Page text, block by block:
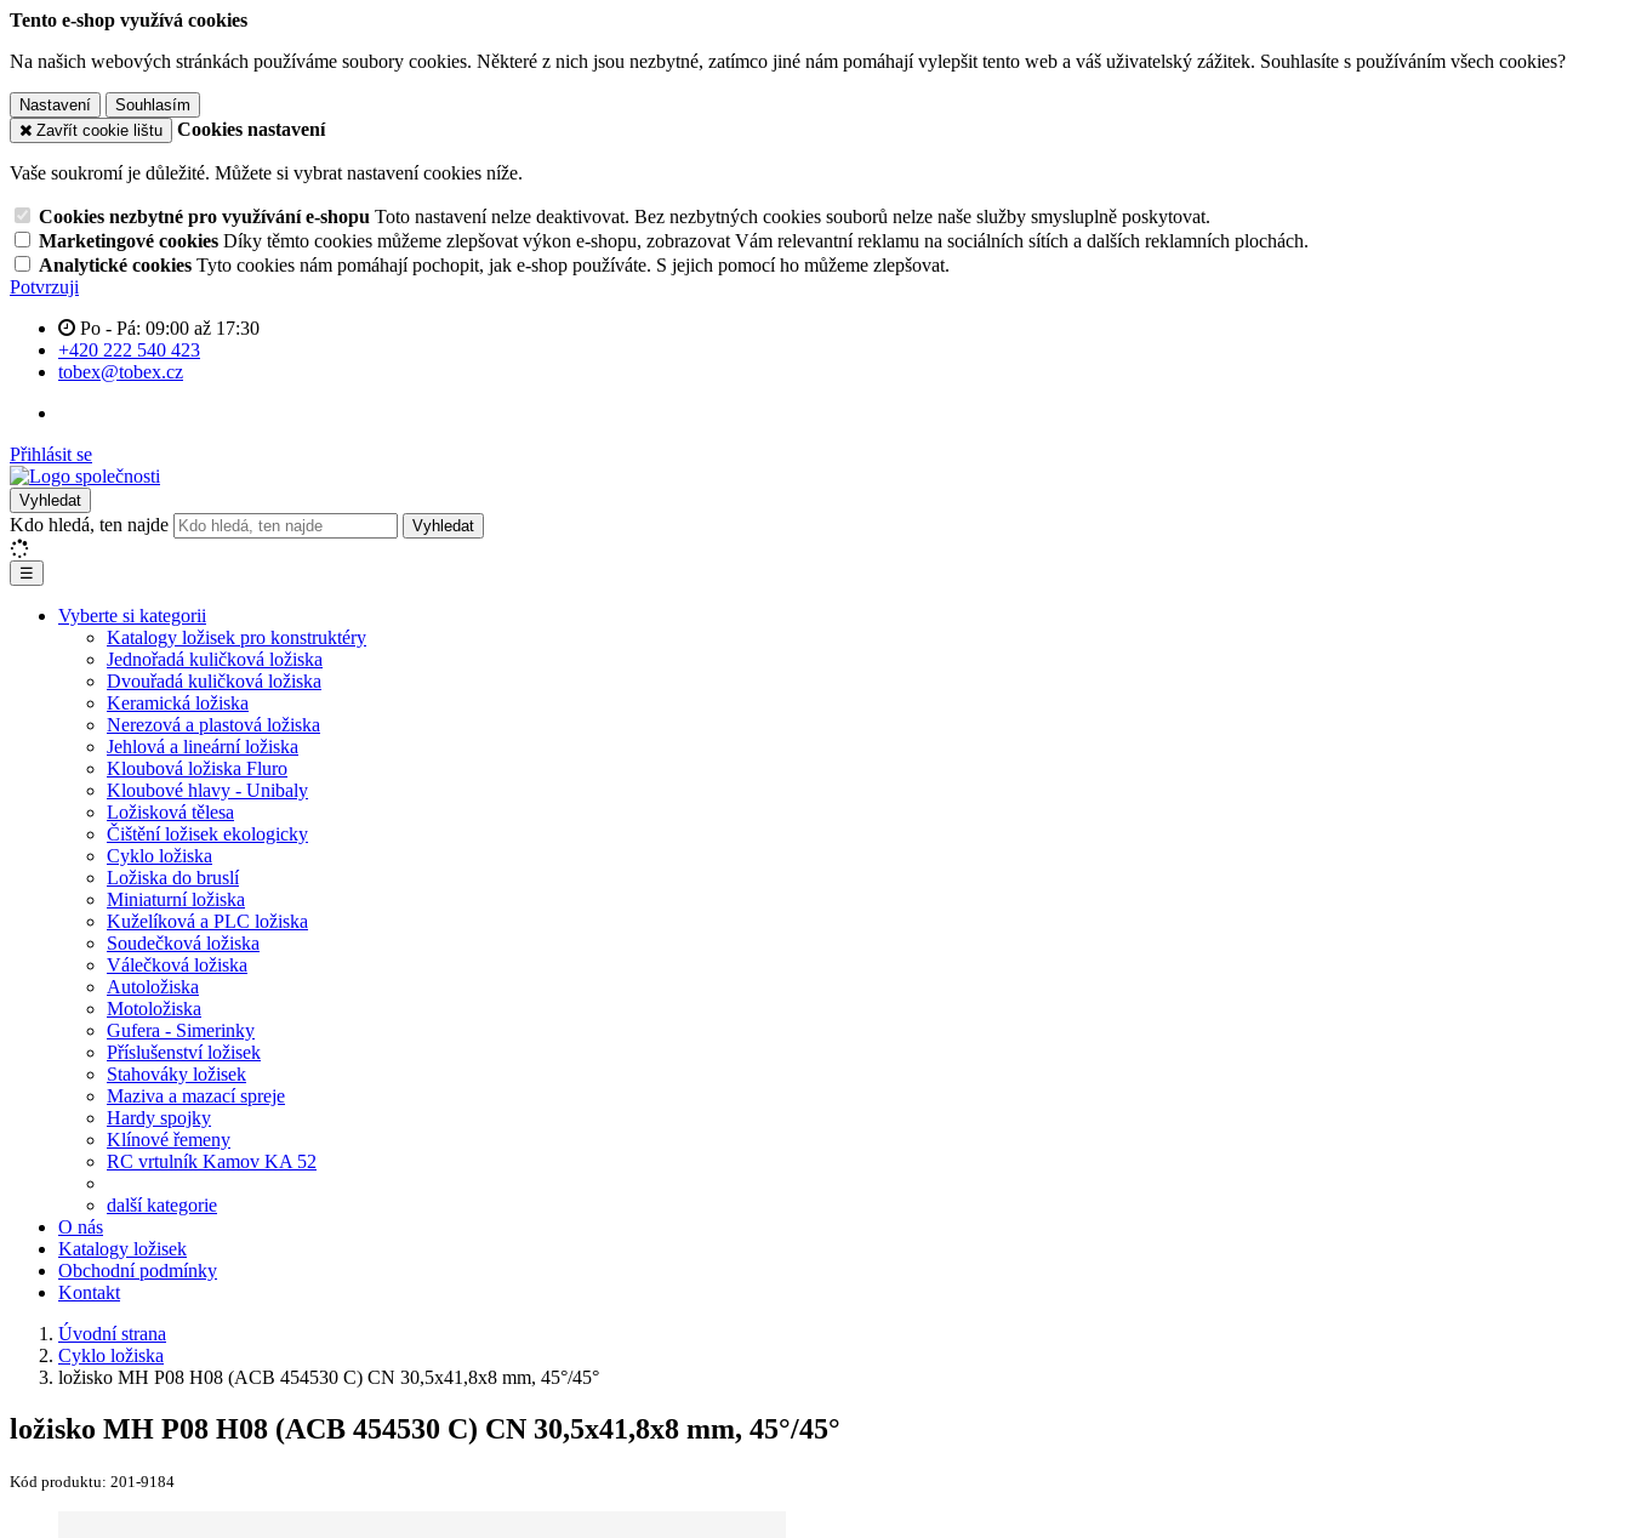
Tento e-shop využívá cookies
Na našich webových stránkách používáme soubory cookies. Některé z nich jsou nezbytné, zatímco jiné nám pomáhají vylepšit tento web a váš uživatelský zážitek. Souhlasíte s používáním všech cookies?
Nastavení
Souhlasím
Zavřít cookie lištu
Cookies nastavení
Vaše soukromí je důležité. Můžete si vybrat nastavení cookies níže.
Cookies nezbytné pro využívání e-shopu Toto nastavení nelze deaktivovat. Bez nezbytných cookies souborů nelze naše služby smysluplně poskytovat.
Marketingové cookies Díky těmto cookies můžeme zlepšovat výkon e-shopu, zobrazovat Vám relevantní reklamu na sociálních sítích a dalších reklamních plochách.
Analytické cookies Tyto cookies nám pomáhají pochopit, jak e-shop používáte. S jejich pomocí ho můžeme zlepšovat.
Potvrzuji
Po - Pá: 09:00 až 17:30
+420 222 540 423
tobex@tobex.cz
Přihlásit se
Vyhledat
Kdo hledá, ten najde Vyhledat
☰
Vyberte si kategorii
Katalogy ložisek pro konstruktéry
Jednořadá kuličková ložiska
Dvouřadá kuličková ložiska
Keramická ložiska
Nerezová a plastová ložiska
Jehlová a lineární ložiska
Kloubová ložiska Fluro
Kloubové hlavy - Unibaly
Ložisková tělesa
Čištění ložisek ekologicky
Cyklo ložiska
Ložiska do bruslí
Miniaturní ložiska
Kuželíková a PLC ložiska
Soudečková ložiska
Válečková ložiska
Autoložiska
Motoložiska
Gufera - Simerinky
Příslušenství ložisek
Stahováky ložisek
Maziva a mazací spreje
Hardy spojky
Klínové řemeny
RC vrtulník Kamov KA 52
další kategorie
O nás
Katalogy ložisek
Obchodní podmínky
Kontakt
Úvodní strana
Cyklo ložiska
ložisko MH P08 H08 (ACB 454530 C) CN 30,5x41,8x8 mm, 45°/45°
ložisko MH P08 H08 (ACB 454530 C) CN 30,5x41,8x8 mm, 45°/45°
Kód produktu: 201-9184